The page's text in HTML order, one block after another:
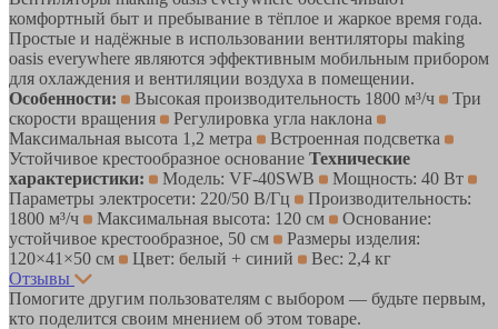
комфортный быт и пребывание в тёплое и жаркое время года.
Простые и надёжные в использовании вентиляторы making
oasis everywhere являются эффективным мобильным прибором
для охлаждения и вентиляции воздуха в помещении.
Особенности:
Высокая производительность 1800 м³/ч
Три
скорости вращения
Регулировка угла наклона
Максимальная высота 1,2 метра
Встроенная подсветка
Устойчивое крестообразное основание Технические
характеристики:
Модель: VF-40SWB
Мощность: 40 Вт
Параметры электросети: 220/50 В/Гц
Производительность:
1800 м³/ч
Максимальная высота: 120 см
Основание:
устойчивое крестообразное, 50 см
Размеры изделия:
120×41×50 см
Цвет: белый + синий
Вес: 2,4 кг
Отзывы
Помогите другим пользователям с выбором — будьте первым,
кто поделится своим мнением об этом товаре.